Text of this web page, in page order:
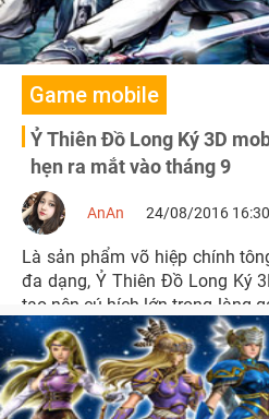
Game mobile
Ỷ Thiên Đồ Long Ký 3D
hẹn ra mắt vào tháng 9
AnAn 24/08/2016
Là sản phẩm võ hiệp chính
đa dạng, Ỷ Thiên Đồ Long Ký
tạo nên cú hích lớn trong làng